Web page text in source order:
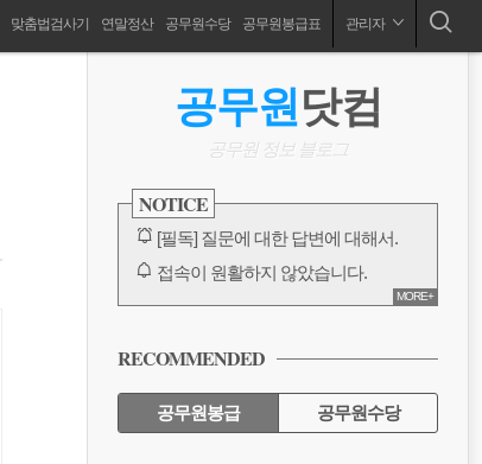
맞춤법검사기 연말정산 공무원수당 공무원봉급표 관리자
공무원닷컴
공무원 정보 블로그
NOTICE
[필독] 질문에 대한 답변에 대해서.
접속이 원활하지 않았습니다.
카카오톡 링크 보내기 수정 완료
전체 보기
MORE+
RECOMMENDED
공무원봉급 공무원수당